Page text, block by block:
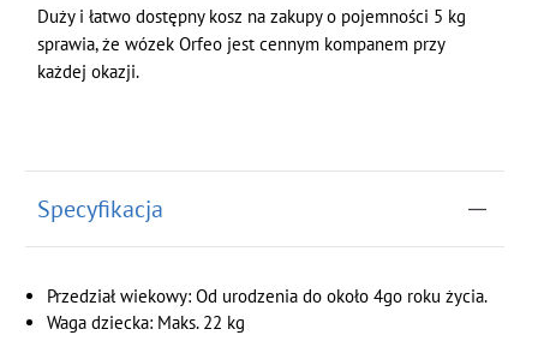
Duży i łatwo dostępny kosz na zakupy o pojemności 5 kg
sprawia, że wózek Orfeo jest cennym kompanem przy
każdej okazji.
Specyfikacja
Przedział wiekowy: Od urodzenia do około 4go roku życia.
Waga dziecka: Maks. 22 kg